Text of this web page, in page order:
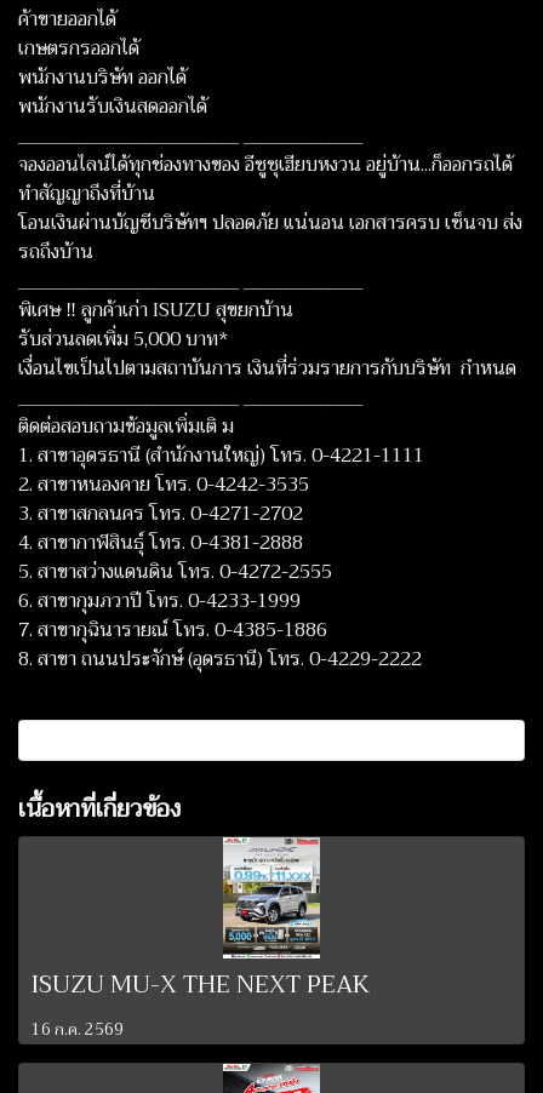
ค้าขายออกได้
เกษตรกรออกได้
พนักงานบริษัท ออกได้
พนักงานรับเงินสดออกได้
__________________________ ______________
จองออนไลน์ได้ทุกช่องทางของ อีซูซุเฮียบหงวน อยู่บ้าน...ก็ออกรถได้
ทำสัญญาถึงที่บ้าน
โอนเงินผ่านบัญชีบริษัทฯ ปลอดภัย แน่นอน เอกสารครบ เซ็นจบ ส่ง
รถถึงบ้าน
__________________________ ______________
พิเศษ ‼ ลูกค้าเก่า ISUZU สุขยกบ้าน
รับส่วนลดเพิ่ม 5,000 บาท*
เงื่อนไขเป็นไปตามสถาบันการ เงินที่ร่วมรายการกับบริษัท กำหนด
__________________________ ______________
ติดต่อสอบถามข้อมูลเพิ่มเติ ม
1. สาขาอุดรธานี (สำนักงานใหญ่) โทร. 0-4221-1111
2. สาขาหนองคาย โทร. 0-4242-3535
3. สาขาสกลนคร โทร. 0-4271-2702
4. สาขากาฬสินธุ์ โทร. 0-4381-2888
5. สาขาสว่างแดนดิน โทร. 0-4272-2555
6. สาขากุมภวาปี โทร. 0-4233-1999
7. สาขากุฉินารายณ์ โทร. 0-4385-1886
8. สาขา ถนนประจักษ์ (อุดรธานี) โทร. 0-4229-2222
เนื้อหาที่เกี่ยวข้อง
ISUZU MU-X THE NEXT PEAK
16 ก.ค. 2569